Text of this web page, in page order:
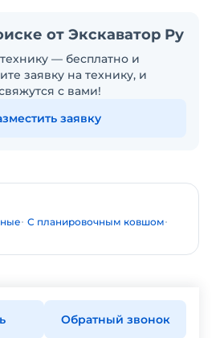
от Экскаватор Ру
— бесплатно и
заявку на технику, и
с вами!
заявку
С планировочным ковшом
Обратный звонок